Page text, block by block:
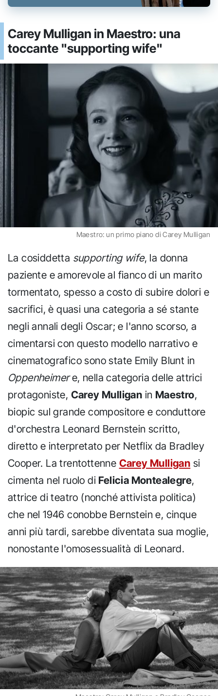
Carey Mulligan in Maestro: una
toccante "supporting wife"
Maestro: un primo piano di Carey Mulligan
La cosiddetta supporting wife, la donna
paziente e amorevole al fianco di un marito
tormentato, spesso a costo di subire dolori e
sacrifici, è quasi una categoria a sé stante
negli annali degli Oscar; e l'anno scorso, a
cimentarsi con questo modello narrativo e
cinematografico sono state Emily Blunt in
Oppenheimere, nella categoria delle attrici
protagoniste, Carey Mulligan in Maestro,
biopic sul grande compositore e conduttore
d'orchestra Leonard Bernstein scritto,
diretto e interpretato per Netflix da Bradley
Cooper. La trentottenne Carey Mulligan si
cimenta nel ruolo di Felicia Montealegre,
attrice di teatro (nonché attivista politica)
che nel 1946 conobbe Bernstein e, cinque
anni più tardi, sarebbe diventata sua moglie,
nonostante l'omosessualità di Leonard.